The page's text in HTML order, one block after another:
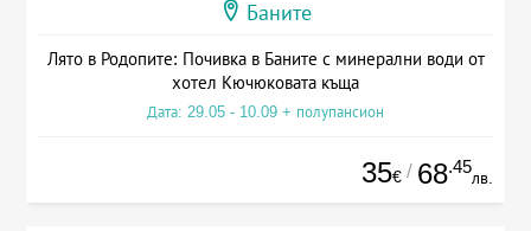
Баните
Лято в Родопите: Почивка в Баните с минерални води от
хотел Кючюковата къща
Дата: 29.05 - 10.09 + полупансион
35€ / 68.45
лв.